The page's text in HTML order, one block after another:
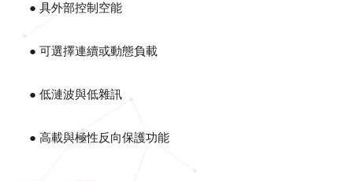
● 具外部控制空能
● 可選擇連續或動態負載
● 低漣波與低雜訊
● 高載與極性反向保護功能